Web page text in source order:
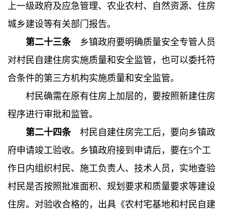
上一级政府及应急管理、农业农村、自然资源、住房
城乡建设等有关部门报告。
第二十三条乡镇政府要明确质量安全专管人员
对村民自建住房实施质量和安全监管，也可以委托符
合条件的第三方机构实施质量和安全监管。
村民确需在原有住房上加层的，要按照新建住房
程序进行审批和监管。
第二十四条村民自建住房完工后，要向乡镇政
府申请竣工验收。乡镇政府接到申请后，要在5个工
作日内组织村民、施工负责人、技术人员，实地查验
村民是否按照批准面积、规划要求和质量要求等建设
住房。对验收合格的，出具《农村宅基地和村民自建